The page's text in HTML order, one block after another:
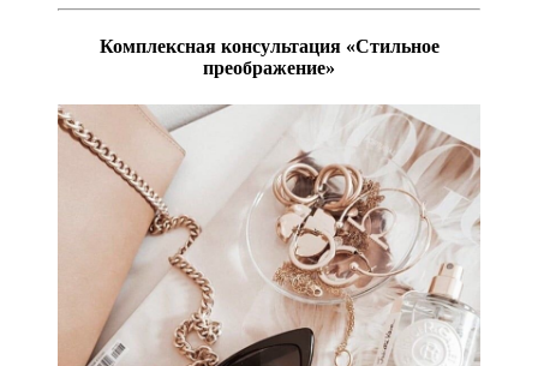
Комплексная консультация «Стильное
преображение»